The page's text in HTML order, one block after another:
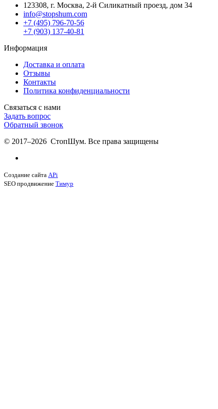
123308, г. Москва, 2-й Силикатный проезд, дом 34
info@stopshum.com
+7 (495) 796-70-56
+7 (903) 137-40-81
Информация
Доставка и оплата
Отзывы
Контакты
Политика конфиденциальности
Связаться с нами
Задать вопрос
Обратный звонок
© 2017–2026 СтопШум. Все права защищены
Создание сайта APi
SEO продвижение Тимур